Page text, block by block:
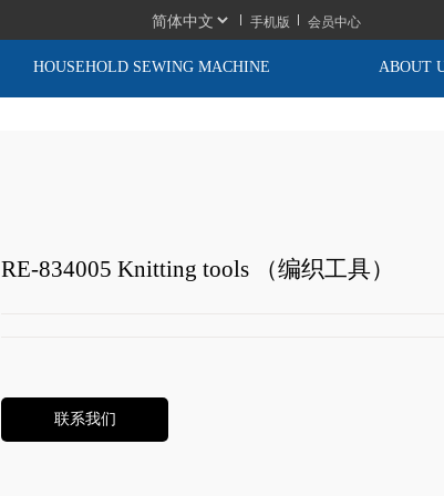
手机版 会员中心
HOUSEHOLD SEWING MACHINE ABOUT
RE-834005 Knitting tools （编织工具）
联系我们